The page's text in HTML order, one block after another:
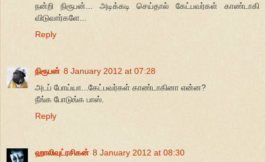
நன்றி நிரூபன்... அடிக்கடி செய்தால் கேட்பவர்கள் காண்டாகி
விடுவார்களே...
Reply
நிரூபன் 8 January 2012 at 07:28
அடப் போய்யா...கேட்பவர்கள் காண்டாகினா என்ன?
நீங்க போடுங்க பாஸ்.
Reply
ஹாலிவுட்ரசிகன் 8 January 2012 at 08:30